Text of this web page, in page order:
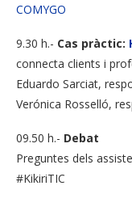
COMYGO
9.30 h.- Cas pràctic:
connecta clients i
Eduardo Sarciat,
Verónica Rosselló,
09.50 h.- Debat
Preguntes dels
#KikiriTIC